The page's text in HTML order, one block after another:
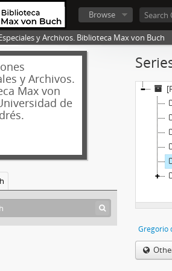
Browse
y Archivos. Biblioteca Max von Buch
y Archivos.
Max von
de
Gregorio